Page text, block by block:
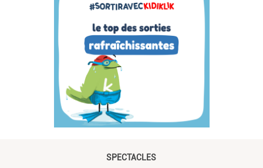
SPECTACLES